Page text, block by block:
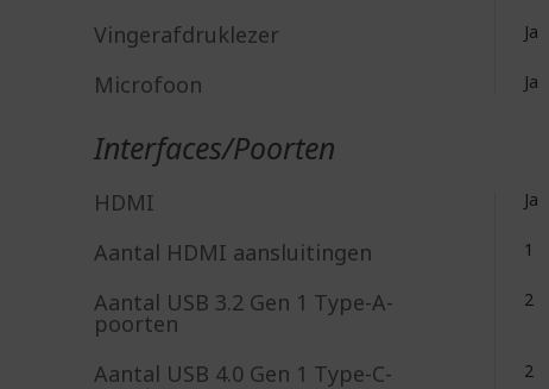
Vingerafdruklezer Ja
Microfoon Ja
Interfaces/Poorten
HDMI Ja
Aantal HDMI aansluitingen 1
Aantal USB 3.2 Gen 1 Type-A-
poorten
2
Aantal USB 4.0 Gen 1 Type-C- 2